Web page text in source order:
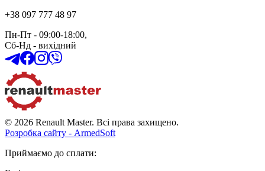
+38 097 777 48 97
Пн-Пт - 09:00-18:00,
Сб-Нд - вихідний
© 2026 Renault Master. Всі права захищено.
Розробка сайту - ArmedSoft
Приймаємо до сплати: